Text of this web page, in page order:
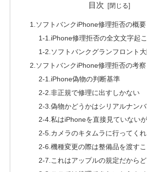
目次
1.ソフトバンクiPhone修理拒否の概要
1-1.iPhone修理拒否の全文文字起
1-2.ソフトバンクグランフロント
2.ソフトバンクiPhone修理拒否の考察
2-1.iPhone偽物の判断基準
2-2.非正規で修理に出すしかない
2-3.偽物かどうかはシリアルナン
2-4.私はiPhoneを直接見ていないが
2-5.カメラのキタムラに行ってくれ
2-6.機種変更の際は整備品を渡す
2-7.これはアップルの規定だから